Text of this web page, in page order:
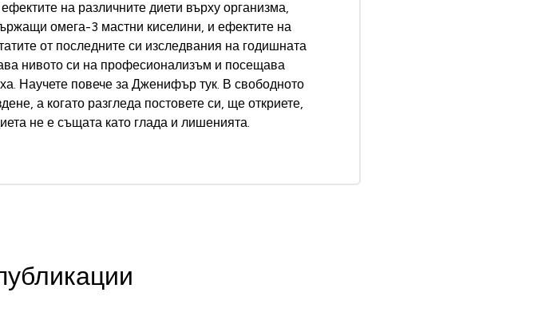
на различните диети върху организма,
омега-3 мастни киселини, и ефектите на
от последните си изследвания на годишната
нивото си на професионализъм и посещава
Научете повече за Дженифър тук . В свободното
а когато разгледа постовете си, ще откриете,
не е същата като глада и лишенията.